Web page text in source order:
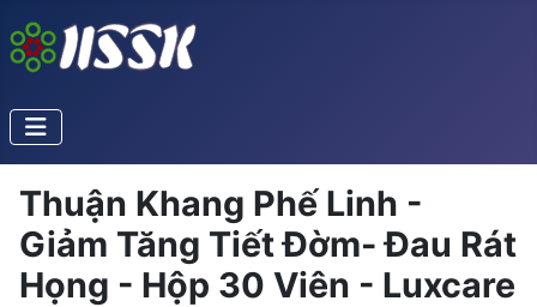
Thuận Khang Phế Linh -
Giảm Tăng Tiết Đờm- Đau Rát
Họng - Hộp 30 Viên - Luxcare